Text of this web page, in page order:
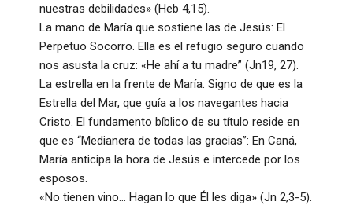
nuestras debilidades» (Heb 4,15).
La mano de María que sostiene las de Jesús: El
Perpetuo Socorro. Ella es el refugio seguro cuando
nos asusta la cruz: «He ahí a tu madre” (Jn19, 27).
La estrella en la frente de María. Signo de que es la
Estrella del Mar, que guía a los navegantes hacia
Cristo. El fundamento bíblico de su título reside en
que es “Medianera de todas las gracias”: En Caná,
María anticipa la hora de Jesús e intercede por los
esposos.
«No tienen vino… Hagan lo que Él les diga» (Jn 2,3-5).